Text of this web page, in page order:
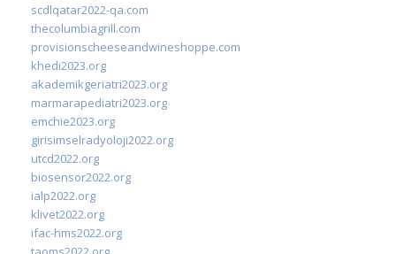
scdlqatar2022-qa.com
thecolumbiagrill.com
provisionscheeseandwineshoppe.com
khedi2023.org
akademikgeriatri2023.org
marmarapediatri2023.org
emchie2023.org
girisimselradyoloji2022.org
utcd2022.org
biosensor2022.org
ialp2022.org
klivet2022.org
ifac-hms2022.org